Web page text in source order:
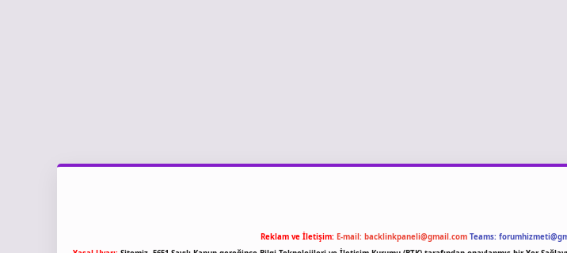
Reklam ve İletişim: E-mail: backlinkpaneli@gmail.com Teams: